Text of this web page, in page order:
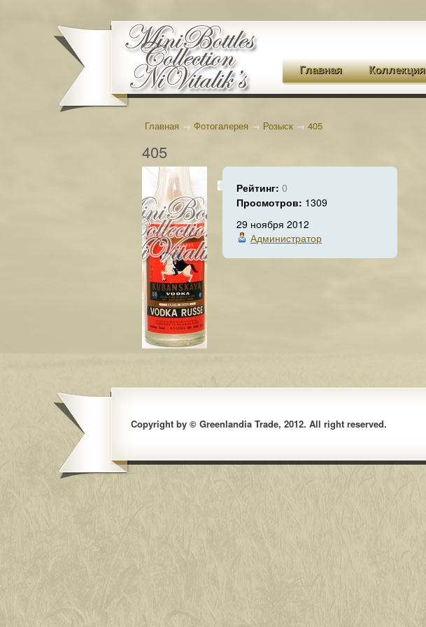
Главная Коллекция
Главная → Фотогалерея → Розыск → 405
405
Рейтинг: 0
Просмотров: 1309
29 ноября 2012
Администратор
Copyright by © Greenlandia Trade, 2012. All right reserved.